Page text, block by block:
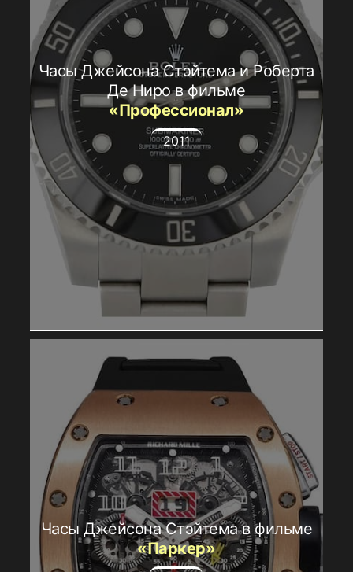
Часы Джейсона Стэйтема и Роберта
Де Ниро в фильме
«Профессионал»
2011
Часы Джейсона Стэйтема в фильме
«Паркер»